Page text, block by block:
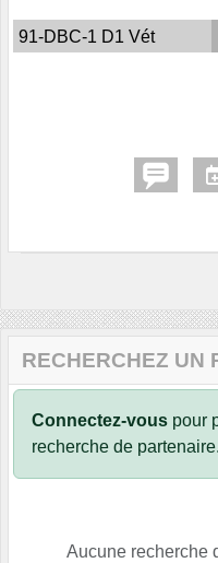
91-DBC-1 D1 Vét
RECHERCHEZ UN
Connectez-vous pour
recherche de partenaire.
Aucune recherche